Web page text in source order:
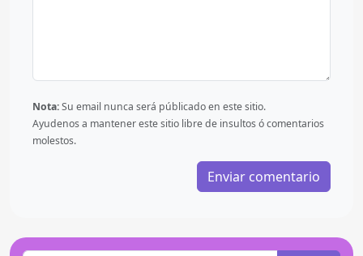
Nota:Su email nunca será públicado en este sitio.
Ayudenos a mantener este sitio libre de insultos ó comentarios
molestos.